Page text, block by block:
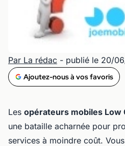
Par La rédac - publié le 20/
Ajoutez-nous à vos favoris
Les opérateurs mobiles Low
une bataille acharnée pour
services à moindre coût.